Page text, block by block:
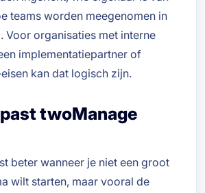
teams worden meegenomen in
Voor organisaties met interne
implementatiepartner of
kan dat logisch zijn.
twoManage
beter wanneer je niet een groot
wilt starten, maar vooral de